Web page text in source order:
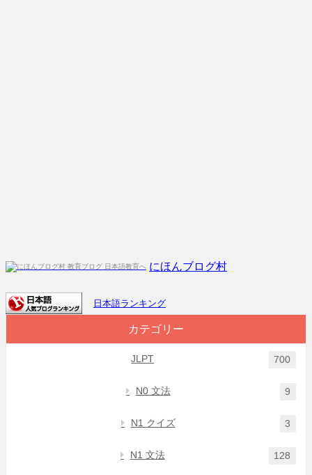
にほんブログ村
日本語ランキング
カテゴリー
JLPT 700
N0 文法 9
N1 クイズ 3
N1 文法 128